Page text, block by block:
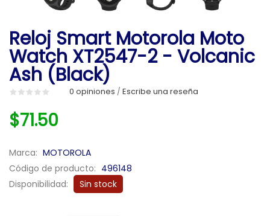
Reloj Smart Motorola Moto
Watch XT2547-2 - Volcanic
Ash (Black)
0 opiniones / Escribe una reseña
$71.50
Marca: MOTOROLA
Código de producto: 496148
Disponibilidad:
Sin stock